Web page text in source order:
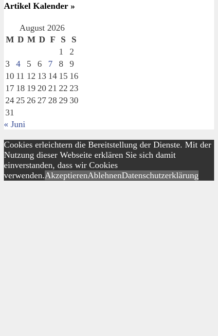
Artikel Kalender »
August 2026
M D M D F S
S
1
2
3
4 5 6 7 8
9
10 11 12 13 14 15 16
17 18 19 20 21 22 23
24 25 26 27 28 29 30
31
« Juni
Cookies erleichtern die Bereitstellung der Dienste. Mit der
Nutzung dieser Webseite erklären Sie sich damit
einverstanden, dass wir Cookies
verwenden.AkzeptierenAblehnenDatenschutzerklärung